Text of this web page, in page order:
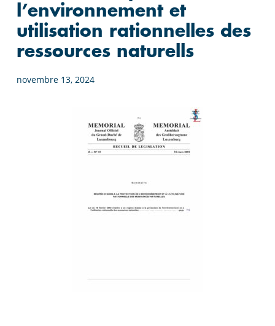
l’environnement et
utilisation rationnelles des
ressources naturells
novembre 13, 2024